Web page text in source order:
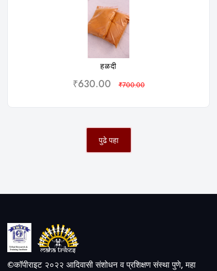
हळदी
₹630.00 ₹700.00
विशलिस्ट
पुढे पहा
©कॉपीराइट २०२२ आदिवासी संशोधन व प्रशिक्षण संस्था पुणे, महा